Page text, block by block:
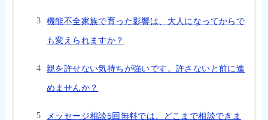
機能不全家族で育った影響は、大人になってからで
も変えられますか？
親を許せない気持ちが強いです。許さないと前に進
めませんか？
メッセージ相談5回無料では、どこまで相談できま